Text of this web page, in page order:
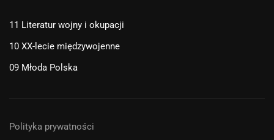
11 Literatur wojny i okupacji
10 XX-lecie międzywojenne
09 Młoda Polska
Polityka prywatności